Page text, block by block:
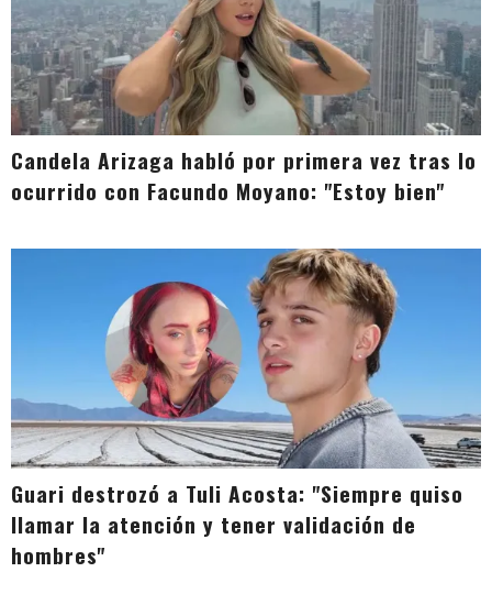
Candela Arizaga habló por primera vez tras lo
ocurrido con Facundo Moyano: "Estoy bien"
Guari destrozó a Tuli Acosta: "Siempre quiso
llamar la atención y tener validación de
hombres"